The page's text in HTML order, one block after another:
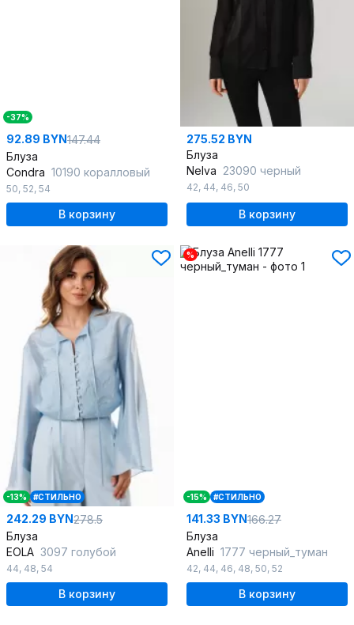
-37%
92.89 BYN147.44
Блуза
Condra 10190 коралловый
50, 52, 54
В корзину
275.52 BYN
Блуза
Nelva 23090 черный
42, 44, 46, 50
В корзину
-13% #СТИЛЬНО
242.29 BYN278.5
Блуза
EOLA 3097 голубой
44, 48, 54
В корзину
%
-15% #СТИЛЬНО
141.33 BYN166.27
Блуза
Anelli 1777 черный_туман
42, 44, 46, 48, 50, 52
В корзину